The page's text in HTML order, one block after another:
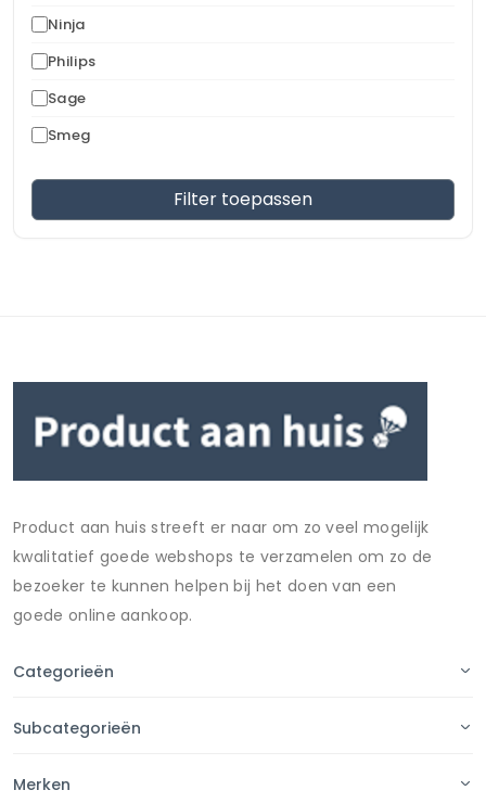
Ninja
Philips
Sage
Smeg
Filter toepassen
Product aan huis streeft er naar om zo veel mogelijk
kwalitatief goede webshops te verzamelen om zo de
bezoeker te kunnen helpen bij het doen van een
goede online aankoop.
Categorieën
Subcategorieën
Merken